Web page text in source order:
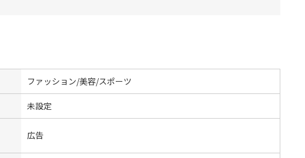
ファッション/美容/スポーツ
未設定
広告